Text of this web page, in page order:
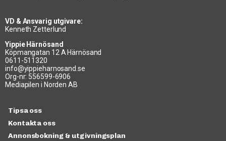
VD & Ansvarig utgivare:
Kenneth Zetterlund
Yippie Härnösand
Köpmangatan 12 A Härnösand
0611-511320
info@yippieharnosand.se
Org-nr: 556599-6906
Mediapilen i Norden AB
Tipsa oss
Kontakta oss
Annonsbokning & utgivningsplan